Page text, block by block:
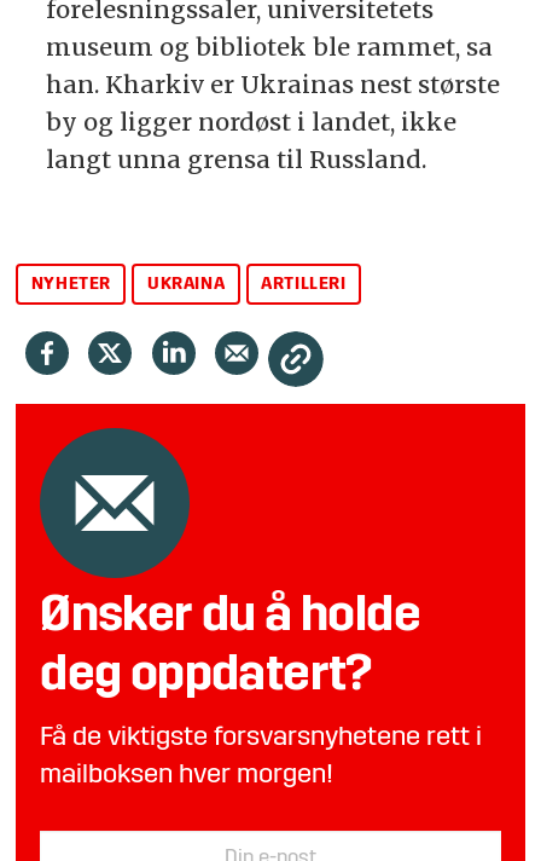
forelesningssaler, universitetets
museum og bibliotek ble rammet, sa
han. Kharkiv er Ukrainas nest største
by og ligger nordøst i landet, ikke
langt unna grensa til Russland.
NYHETER UKRAINA ARTILLERI
Ønsker du å holde
deg oppdatert?
Få de viktigste forsvarsnyhetene rett i
mailboksen hver morgen!